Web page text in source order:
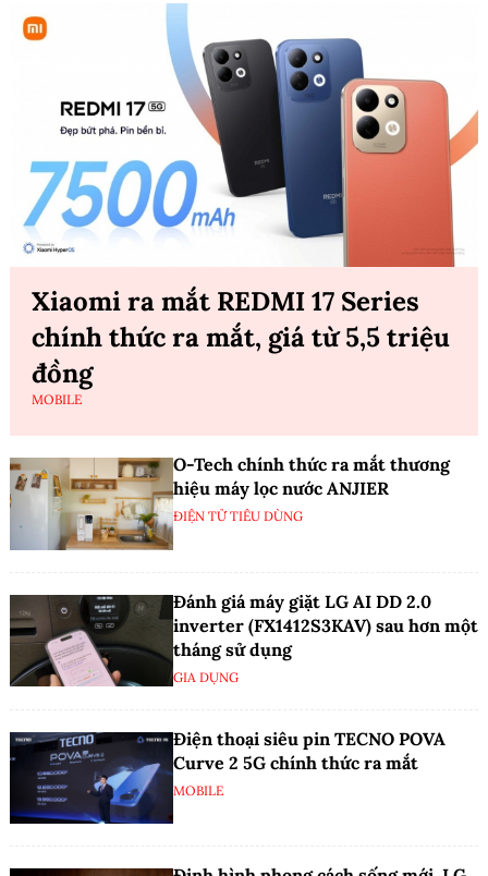
Xiaomi ra mắt REDMI 17 Series
chính thức ra mắt, giá từ 5,5 triệu
đồng
MOBILE
O-Tech chính thức ra mắt thương
hiệu máy lọc nước ANJIER
ĐIỆN TỬ TIÊU DÙNG
Đánh giá máy giặt LG AI DD 2.0
inverter (FX1412S3KAV) sau hơn một
tháng sử dụng
GIA DỤNG
Điện thoại siêu pin TECNO POVA
Curve 2 5G chính thức ra mắt
MOBILE